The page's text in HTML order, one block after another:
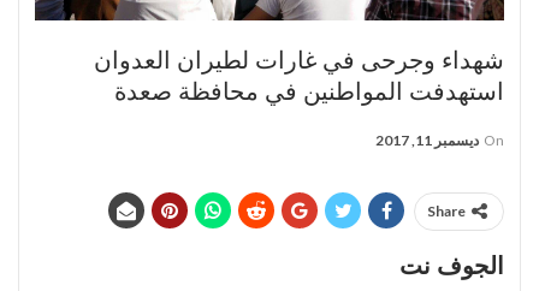
شهداء وجرحى في غارات لطيران العدوان
استهدفت المواطنين في محافظة صعدة
On ديسمبر 11, 2017
Share
الجوف نت